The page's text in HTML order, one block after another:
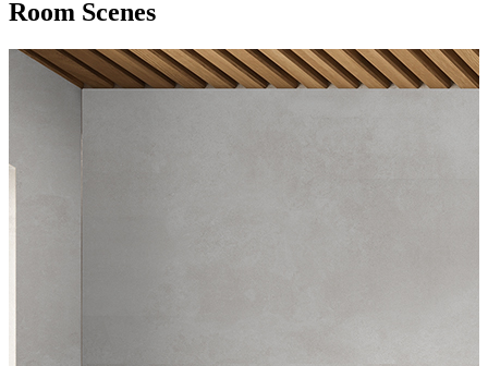
Room Scenes